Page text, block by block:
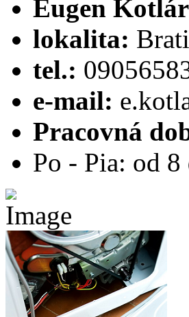
Eugen Kotlár
lokalita:
tel.:
e-mail:
Pracovná
Po - Pia: od 8